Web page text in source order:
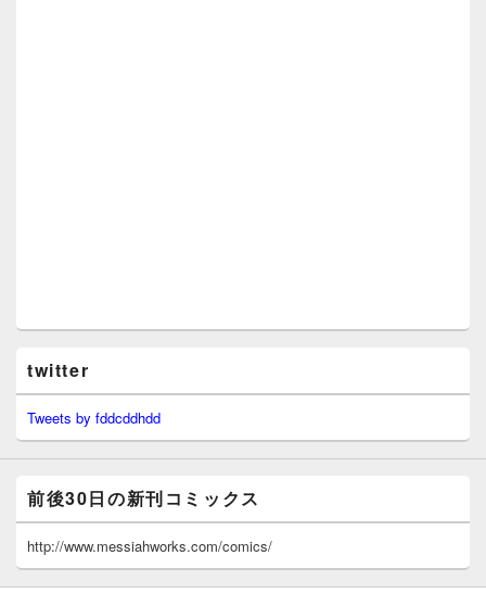
twitter
Tweets by fddcddhdd
前後30日の新刊コミックス
http://www.messiahworks.com/comics/